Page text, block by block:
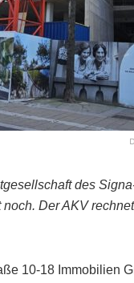
des
Der AKV
10-18 Immobilien